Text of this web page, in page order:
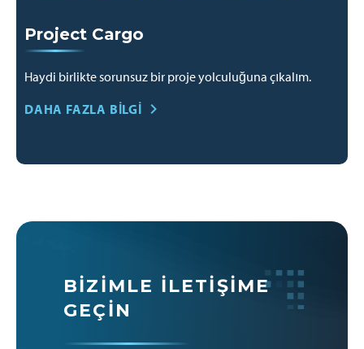
Project Cargo
Haydi birlikte sorunsuz bir proje yolculuğuna çıkalım.
DAHA FAZLA BILGI
BIZIMLE İLETIŞIME
GEÇIN